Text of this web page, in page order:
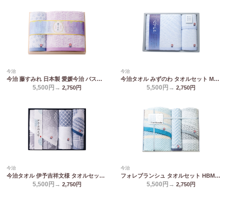
今治
今治 藤すみれ 日本製 愛媛今治 バスタオル&ハンドタオル(木箱入) 66650
5,500円→ 2,750円
今治
今治タオル みずのわ タオルセット MZ30500
5,500円→ 2,750円
今治
今治タオル 伊予吉祥文様 タオルセット IM5045
5,500円→ 2,750円
今治
フォレブランシュ タオルセット HBM-5009
5,500円→ 2,750円